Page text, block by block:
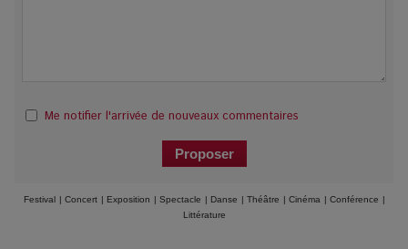
Me notifier l'arrivée de nouveaux commentaires
Festival | Concert | Exposition | Spectacle | Danse | Théâtre | Cinéma | Conférence |
Littérature